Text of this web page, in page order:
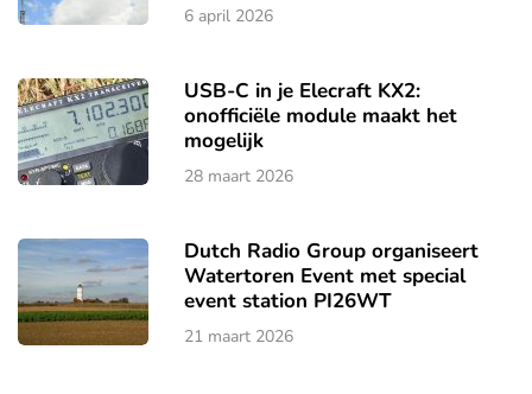
6 april 2026
USB-C in je Elecraft KX2:
onofficiële module maakt het
mogelijk
28 maart 2026
Dutch Radio Group organiseert
Watertoren Event met special
event station PI26WT
21 maart 2026